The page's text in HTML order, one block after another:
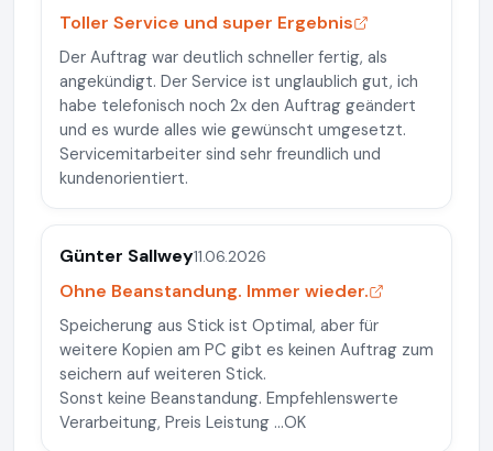
Toller Service und super Ergebnis
Der Auftrag war deutlich schneller fertig, als
angekündigt. Der Service ist unglaublich gut, ich
habe telefonisch noch 2x den Auftrag geändert
und es wurde alles wie gewünscht umgesetzt.
Servicemitarbeiter sind sehr freundlich und
kundenorientiert.
Günter Sallwey11.06.2026
Ohne Beanstandung. Immer wieder.
Speicherung aus Stick ist Optimal, aber für
weitere Kopien am PC gibt es keinen Auftrag zum
seichern auf weiteren Stick.
Sonst keine Beanstandung. Empfehlenswerte
Verarbeitung, Preis Leistung ...OK